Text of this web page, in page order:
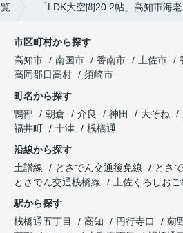
「LDK大空間20.2帖」高知市海
市区町村から探す
高知市
南国市 香南市 土佐市
高岡郡日高村
須崎市
町名から探す
鴨部
朝倉 介良 神田 大そね
福井町
十津
桟橋通
沿線から探す
土讃線
とさでん交通後免線
とさ
とさでん交通桟橋線
土佐くろしお
駅から探す
桟橋通五丁目
高知 円行寺口 薊